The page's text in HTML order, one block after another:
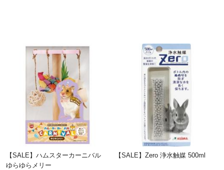
【SALE】ハムスターカーニバル
ゆらゆらメリー
【SALE】Zero 浄水触媒 500ml